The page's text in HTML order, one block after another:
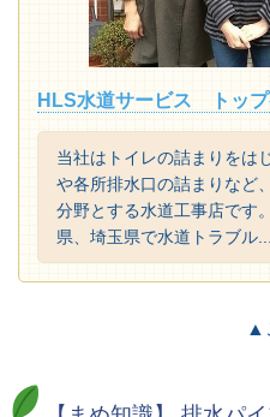
HLS水道サービス トッ
当社はトイレの詰まりをは
や各所排水口の詰まりなど
分野とする水道工事店です
県、埼玉県で水道トラブル
▲